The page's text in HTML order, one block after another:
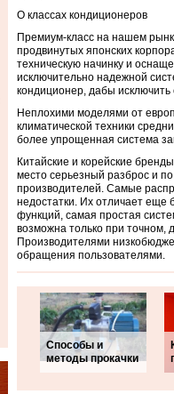
О классах кондиционеров
Премиум-класс на нашем
продвинутых японских
техническую начинку и
исключительно надежной
кондиционер, дабы исключить
Неплохими моделями от
климатической техники
более упрощенная система
Китайские и корейские
место серьезный разброс и
производителей. Самые
недостатки. Их отличает еще
функций, самая простая
возможна только при точном,
Производителями
обращения пользователями.
Способы и
методы прокачки